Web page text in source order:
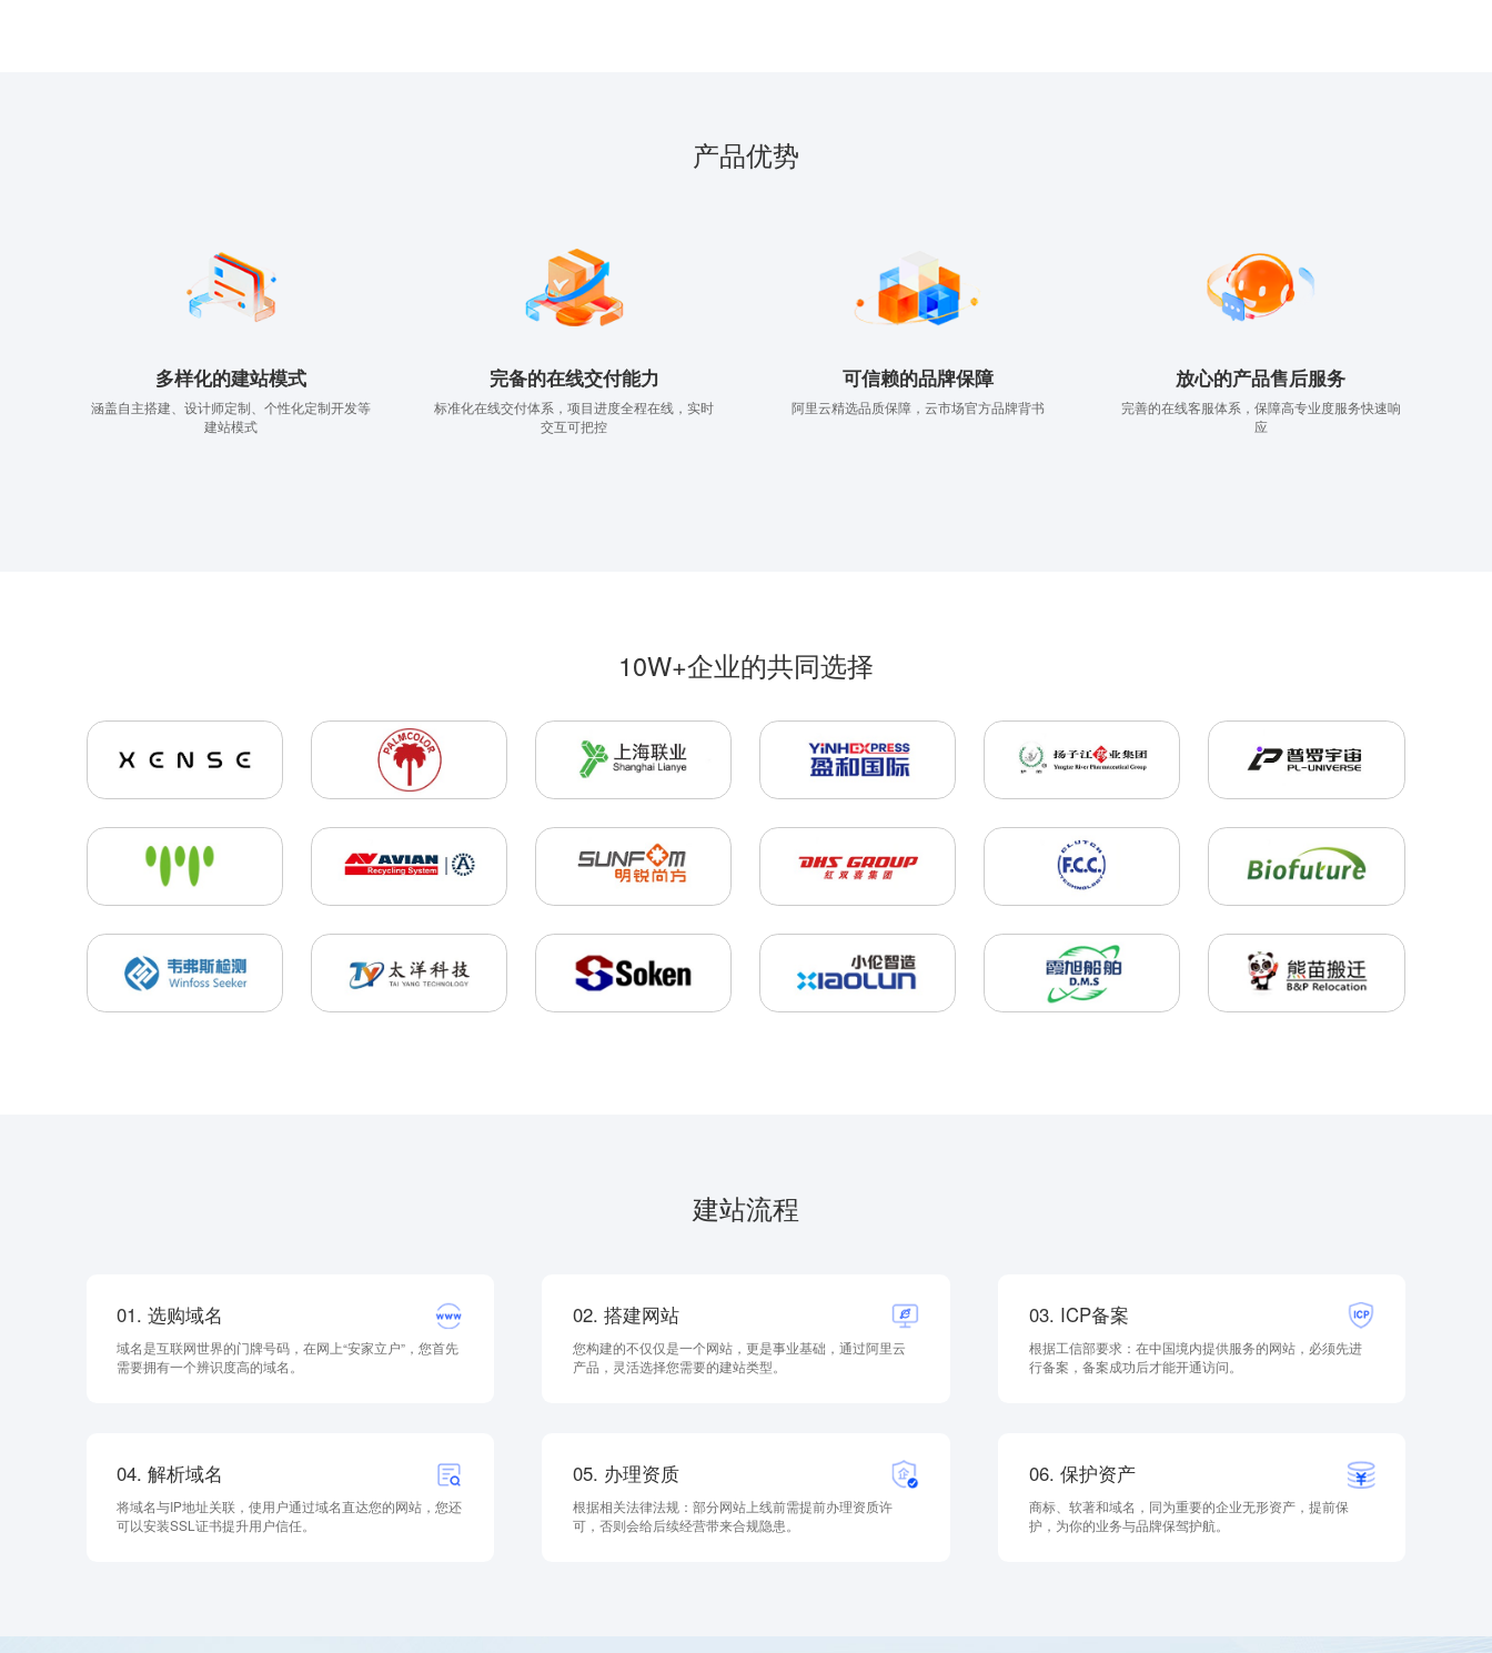
产品优势
多样化的建站模式
涵盖自主搭建、设计师定制、个性化定制开发等
建站模式
完备的在线交付能力
标准化在线交付体系，项目进度全程在线，实时
交互可把控
可信赖的品牌保障
阿里云精选品质保障，云市场官方品牌背书
放心的产品售后服务
完善的在线客服体系，保障高专业度服务快速响
应
10W+企业的共同选择
建站流程
01. 选购域名
域名是互联网世界的门牌号码，在网上“安家立户”，您首先
需要拥有一个辨识度高的域名。
02. 搭建网站
您构建的不仅仅是一个网站，更是事业基础，通过阿里云
产品，灵活选择您需要的建站类型。
03. ICP备案
根据工信部要求：在中国境内提供服务的网站，必须先进
行备案，备案成功后才能开通访问。
04. 解析域名
将域名与IP地址关联，使用户通过域名直达您的网站，您还
可以安装SSL证书提升用户信任。
05. 办理资质
根据相关法律法规：部分网站上线前需提前办理资质许
可，否则会给后续经营带来合规隐患。
06. 保护资产
商标、软著和域名，同为重要的企业无形资产，提前保
护，为你的业务与品牌保驾护航。